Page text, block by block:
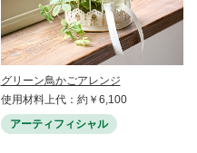
グリーン鳥かごアレンジ
使用材料上代：約￥6,100
アーティフィシャル